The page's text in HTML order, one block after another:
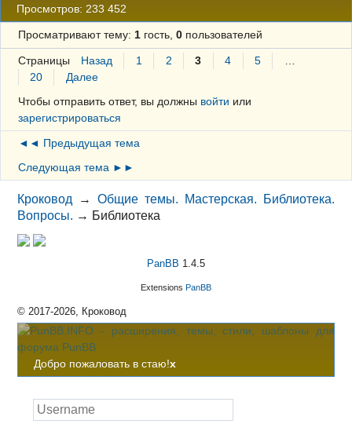
Просмотров: 233 452
Просматривают тему: 1гость, 0пользователей
Страницы Назад 1 2 3 4 5
20
Далее
Чтобы отправить ответ, вы должны войти или
зарегистрироваться
◄◄ Предыдущая тема
Следующая тема ►►
Кроковод →Общие темы. Мастерская. Библиотека.
Вопросы. → Библиотека
PanBB 1.4.5
Extensions PanBB
© 2017-2026, Кроковод
Добро пожаловать в стаю!x